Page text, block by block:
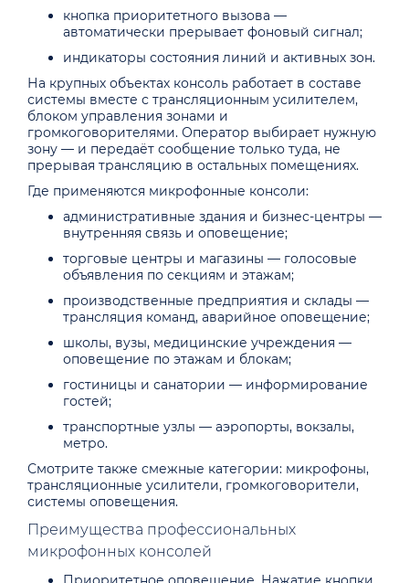
кнопка приоритетного вызова —
автоматически прерывает фоновый сигнал;
индикаторы состояния линий и активных зон.
На крупных объектах консоль работает в составе
системы вместе с трансляционным усилителем,
блоком управления зонами и
громкоговорителями. Оператор выбирает нужную
зону — и передаёт сообщение только туда, не
прерывая трансляцию в остальных помещениях.
Где применяются микрофонные консоли:
административные здания и бизнес-центры —
внутренняя связь и оповещение;
торговые центры и магазины — голосовые
объявления по секциям и этажам;
производственные предприятия и склады —
трансляция команд, аварийное оповещение;
школы, вузы, медицинские учреждения —
оповещение по этажам и блокам;
гостиницы и санатории — информирование
гостей;
транспортные узлы — аэропорты, вокзалы,
метро.
Смотрите также смежные категории: микрофоны,
трансляционные усилители, громкоговорители,
системы оповещения.
Преимущества профессиональных
микрофонных консолей